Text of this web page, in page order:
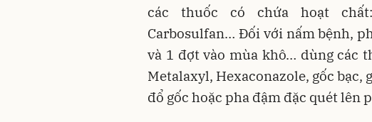
các thuốc có chứa hoạt chất:
Carbosulfan… Đối với nấm bệnh,
và 1 đợt vào mùa khô… dùng các
Metalaxyl, Hexaconazole, gốc
đổ gốc hoặc pha đậm đặc quét lên